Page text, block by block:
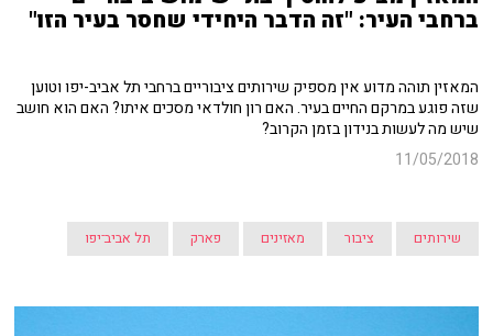
ברחבי העיר: "זה הדבר היחידי שחסר בעיר הזו"
המאזין תוהה מדוע אין מספיק שירותים ציבוריים ברחבי תל אביב-יפו וטוען
שזה פוגע במרקם החיים בעיר. האם רון חולדאי מסכים איתו? האם הוא חושב
שיש מה לעשות בנידון בזמן הקרוב?
11/05/2018
שירותים ציבור מאזינים פארק תל אביב־יפו